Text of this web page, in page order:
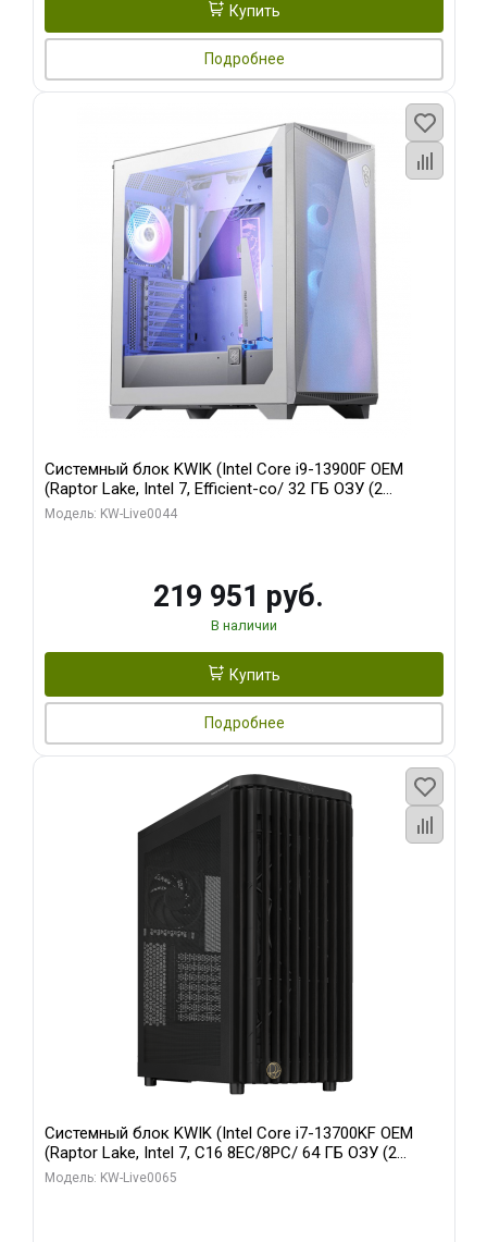
Купить
Подробнее
Системный блок KWIK (Intel Core i9-13900F OEM
(Raptor Lake, Intel 7, Efficient-co/ 32 ГБ ОЗУ (2
модуля)/ Gigabyte RTX5070Ti AERO OC 16GB GDDR7
Модель: KW-Live0044
219 951 руб.
В наличии
Купить
Подробнее
Системный блок KWIK (Intel Core i7-13700KF OEM
(Raptor Lake, Intel 7, C16 8EC/8PC/ 64 ГБ ОЗУ (2
модуля)/ ASUS RTX5080 PROART OC 16GB GDDR7
Модель: KW-Live0065